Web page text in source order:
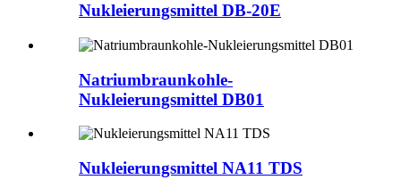
Nukleierungsmittel DB-20E
Natriumbraunkohle-
Nukleierungsmittel DB01
Nukleierungsmittel NA11 TDS